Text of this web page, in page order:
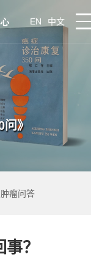
EN 中文
》
肿瘤问答
？